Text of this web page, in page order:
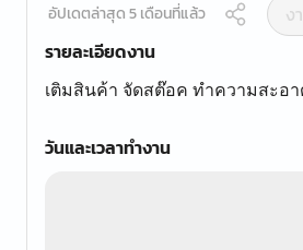
อัปเดตล่าสุด 5 เดือนที่แล้ว
ง
รายละเอียดงาน
เติมสินค้า จัดสต๊อค ทำความสะอา
วันและเวลาทำงาน